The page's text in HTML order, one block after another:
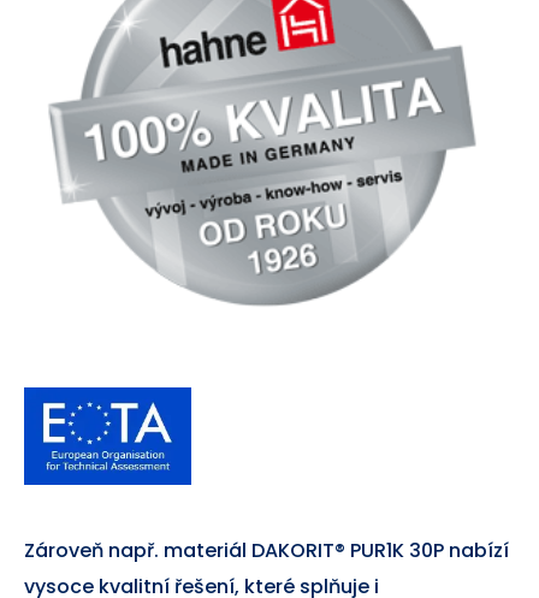
Zároveň např. materiál DAKORIT® PUR1K 30P nabízí
vysoce kvalitní řešení, které splňuje i